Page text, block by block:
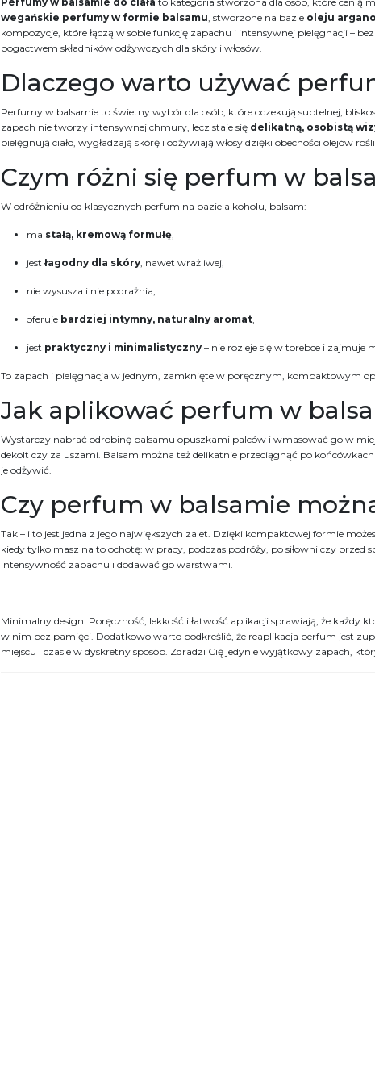
wegańskie perfumy w formie balsamu , stworzone na bazie oleju
kompozycje, które łączą w sobie funkcję zapachu i intensywnej pielęgnacji –
bogactwem składników odżywczych dla skóry i włosów.
Dlaczego warto używać
Perfumy w balsamie to świetny wybór dla osób, które oczekują subtelnej,
zapach nie tworzy intensywnej chmury, lecz staje się delikatną, osobistą
pielęgnują ciało, wygładzają skórę i odżywiają włosy dzięki obecności olejów
Czym różni się perfum w
W odróżnieniu od klasycznych perfum na bazie alkoholu, balsam:
ma stałą, kremową formułę
jest łagodny dla skóry , nawet wrażliwej,
nie wysusza i nie podrażnia,
oferuje bardziej intymny, naturalny aromat
jest praktyczny i minimalistyczny – nie rozleje się w torebce i zajmuje
To zapach i pielęgnacja w jednym, zamknięte w poręcznym, kompaktowym
Jak aplikować perfum w
Wystarczy nabrać odrobinę balsamu opuszkami palców i wmasować go w
dekolt czy za uszami. Balsam można też delikatnie przeciągnąć po
je odżywić.
Czy perfum w balsamie
Tak – i to jest jedna z jego największych zalet. Dzięki kompaktowej formie
kiedy tylko masz na to ochotę: w pracy, podczas podróży, po siłowni czy
intensywność zapachu i dodawać go warstwami.
Minimalny design. Poręczność, lekkość i łatwość aplikacji sprawiają, że każdy
w nim bez pamięci. Dodatkowo warto podkreślić, że reaplikacja perfum jest
miejscu i czasie w dyskretny sposób. Zdradzi Cię jedynie wyjątkowy zapach,